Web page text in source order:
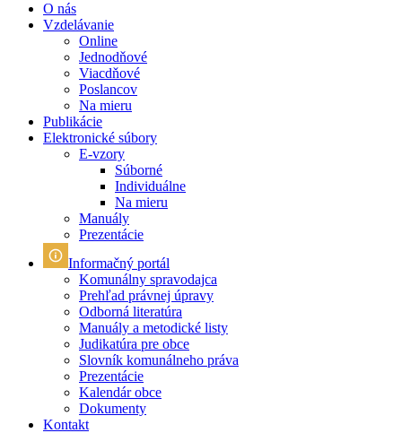
O nás
Vzdelávanie
Online
Jednodňové
Viacdňové
Poslancov
Na mieru
Publikácie
Elektronické súbory
E-vzory
Súborné
Individuálne
Na mieru
Manuály
Prezentácie
Informačný portál
Komunálny spravodajca
Prehľad právnej úpravy
Odborná literatúra
Manuály a metodické listy
Judikatúra pre obce
Slovník komunálneho práva
Prezentácie
Kalendár obce
Dokumenty
Kontakt